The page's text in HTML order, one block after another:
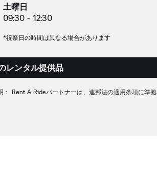
土曜日
09:30 - 12:30
*祝祭日の時間は異なる場合があります
レンタル提供品
Rent A Rideパートナーは、連邦法の適用条項に準拠